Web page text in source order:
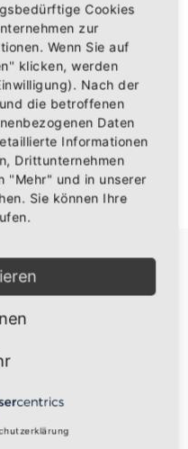
Ein Konto erstellen
Cookies
zur
Wenn Sie auf
klicken, werden
Nach der
die betroffenen
Daten
Informationen
Drittunternehmen
"Mehr" und in unserer
Sie können Ihre